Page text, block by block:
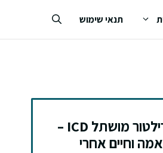
תנאי שימוש
השתלת דפיברילטור מושתל ICD –
וחיים אחרי